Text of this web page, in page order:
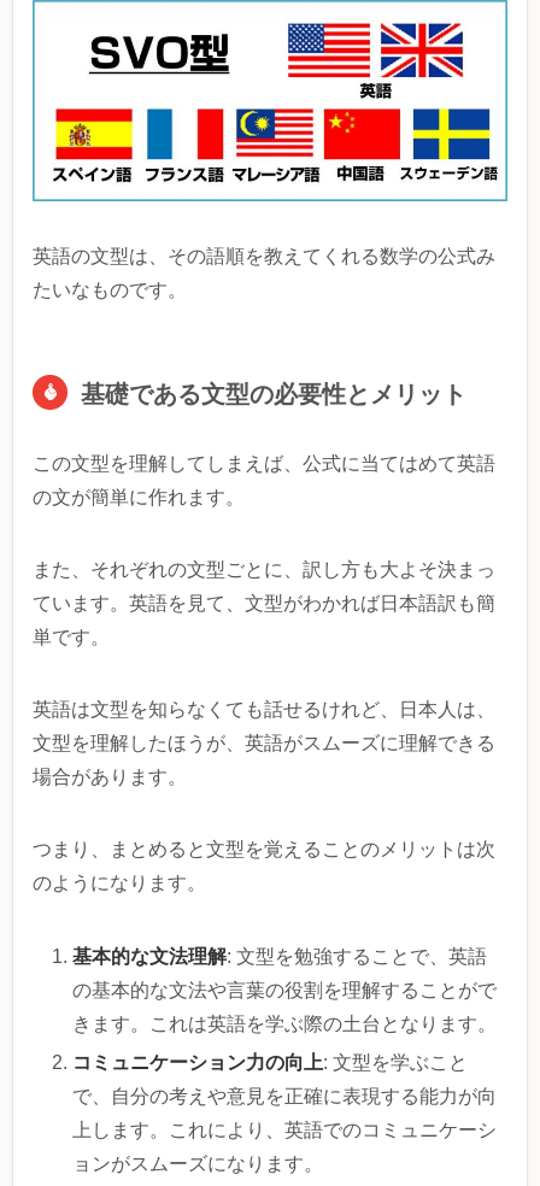
英語の文型は、その語順を教えてくれる数学の公式み
たいなものです。
基礎である文型の必要性とメリット
この文型を理解してしまえば、公式に当てはめて英語
の文が簡単に作れます。
また、それぞれの文型ごとに、訳し方も大よそ決まっ
ています。英語を見て、文型がわかれば日本語訳も簡
単です。
英語は文型を知らなくても話せるけれど、日本人は、
文型を理解したほうが、英語がスムーズに理解できる
場合があります。
つまり、まとめると文型を覚えることのメリットは次
のようになります。
基本的な文法理解: 文型を勉強することで、英語
の基本的な文法や言葉の役割を理解することがで
きます。これは英語を学ぶ際の土台となります。
コミュニケーション力の向上: 文型を学ぶこと
で、自分の考えや意見を正確に表現する能力が向
上します。これにより、英語でのコミュニケーシ
ョンがスムーズになります。